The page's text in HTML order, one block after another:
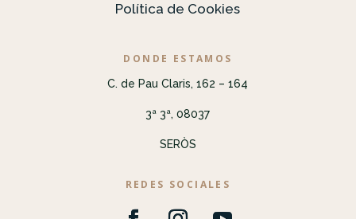
Política de Cookies
DONDE ESTAMOS
C. de Pau Claris, 162 – 164
3ª 3ª, 08037
SERÒS
REDES SOCIALES